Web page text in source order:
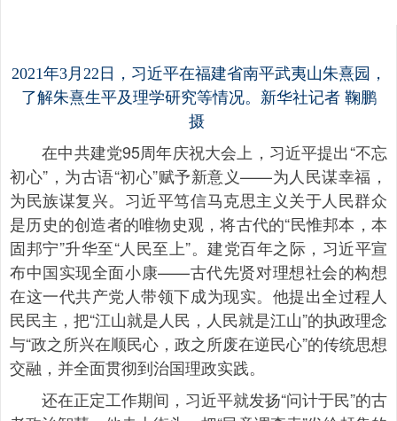
2021年3月22日，习近平在福建省南平武夷山朱熹园，
了解朱熹生平及理学研究等情况。新华社记者 鞠鹏
摄
在中共建党95周年庆祝大会上，习近平提出“不忘
初心”，为古语“初心”赋予新意义——为人民谋幸福，
为民族谋复兴。习近平笃信马克思主义关于人民群众
是历史的创造者的唯物史观，将古代的“民惟邦本，本
固邦宁”升华至“人民至上”。建党百年之际，习近平宣
布中国实现全面小康——古代先贤对理想社会的构想
在这一代共产党人带领下成为现实。他提出全过程人
民民主，把“江山就是人民，人民就是江山”的执政理念
与“政之所兴在顺民心，政之所废在逆民心”的传统思想
交融，并全面贯彻到治国理政实践。
还在正定工作期间，习近平就发扬“问计于民”的古